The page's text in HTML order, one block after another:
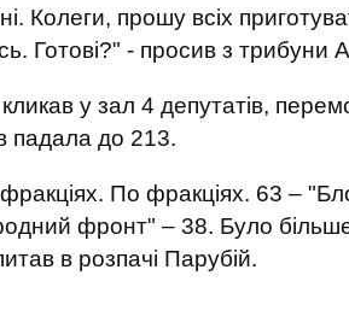
Колеги, прошу всіх
Готові?" - просив з трибуни
у зал 4 депутатів,
падала до 213.
По фракціях. 63 –
фронт" – 38. Було
в розпачі Парубій.